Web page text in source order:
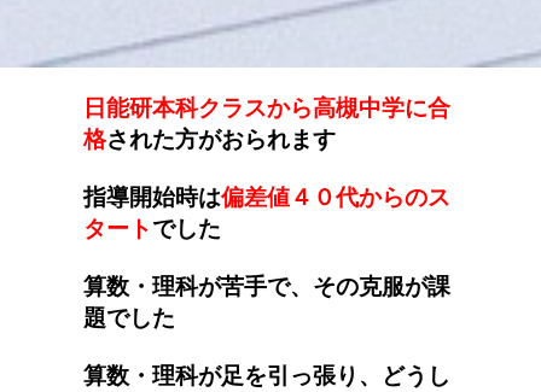
日能研本科クラスから高槻中学に合
格された方がおられます
指導開始時は偏差値４０代からのス
タートでした
算数・理科が苦手で、その克服が課
題でした
算数・理科が足を引っ張り、どうし